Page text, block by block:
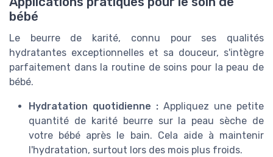
bébé
Le beurre de karité, connu pour ses qualités
hydratantes exceptionnelles et sa douceur, s'intègre
parfaitement dans la routine de soins pour la peau de
bébé.
Hydratation quotidienne : Appliquez une petite
quantité de karité beurre sur la peau sèche de
votre bébé après le bain. Cela aide à maintenir
l'hydratation, surtout lors des mois plus froids.